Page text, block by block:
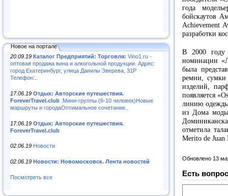
Новое на портале
20.09.19 Каталог Предприятий: Торговля: Vino1.ru -
оптовая продажа вина и алкогольной продукции. Адрес:
город Екатеринбург, улица Данилы Зверева, 31Р
Телефон:..
17.06.19 Отдых: Авторские путешествия.
ForeverTravel.club .Мини-группы (6-10 человек)Новые
маршруты и городаОптимальное сочетание..
17.06.19 Отдых: Авторские путешествия.
ForeverTravel.club
02.06.19 Новости
02.06.19 Новости: Новомосковск. Лента новостей
Посмотреть все
года
бойскаутов
Achievement
разработки
В 2000 году
номинации
была
ремни, сумки
изделий,
появляется
линию
из Дома моды
отметила
Merito de Juan
Обновлено 13
Есть